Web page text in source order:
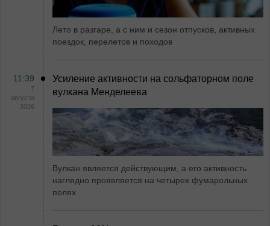
Лето в разгаре, а с ним и сезон отпусков, активных
поездок, перелетов и походов
11:39
7
августа
2026
Усиление активности на сольфаторном поле
вулкана Менделеева
Вулкан является действующим, а его активность
наглядно проявляется на четырех фумарольных
полях